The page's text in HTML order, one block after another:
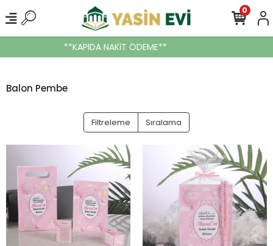
**KAPIDA NAKİT ÖDEME**
0
Balon Pembe
Filtreleme Sıralama